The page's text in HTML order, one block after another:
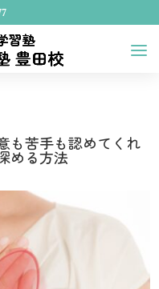
も苦手も認めてくれ
める方法